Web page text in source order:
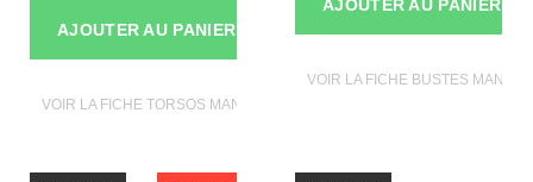
AJOUTER AU PANIER
VOIR LA FICHE TORSOS MANNEQUINS
AJOUTER AU PANIER
VOIR LA FICHE BUSTES